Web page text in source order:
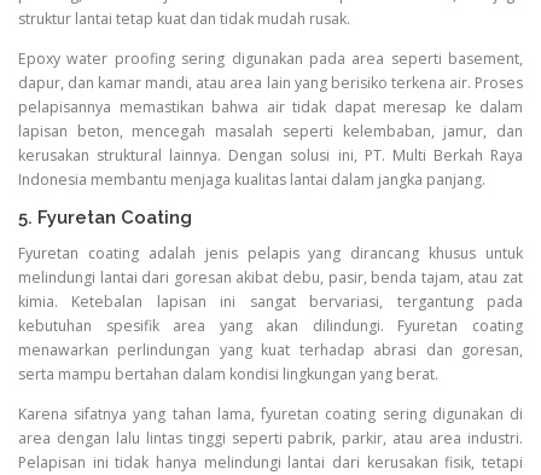
struktur lantai tetap kuat dan tidak mudah rusak.
Epoxy water proofing sering digunakan pada area seperti basement,
dapur, dan kamar mandi, atau area lain yang berisiko terkena air. Proses
pelapisannya memastikan bahwa air tidak dapat meresap ke dalam
lapisan beton, mencegah masalah seperti kelembaban, jamur, dan
kerusakan struktural lainnya. Dengan solusi ini, PT. Multi Berkah Raya
Indonesia membantu menjaga kualitas lantai dalam jangka panjang.
5. Fyuretan Coating
Fyuretan coating adalah jenis pelapis yang dirancang khusus untuk
melindungi lantai dari goresan akibat debu, pasir, benda tajam, atau zat
kimia. Ketebalan lapisan ini sangat bervariasi, tergantung pada
kebutuhan spesifik area yang akan dilindungi. Fyuretan coating
menawarkan perlindungan yang kuat terhadap abrasi dan goresan,
serta mampu bertahan dalam kondisi lingkungan yang berat.
Karena sifatnya yang tahan lama, fyuretan coating sering digunakan di
area dengan lalu lintas tinggi seperti pabrik, parkir, atau area industri.
Pelapisan ini tidak hanya melindungi lantai dari kerusakan fisik, tetapi